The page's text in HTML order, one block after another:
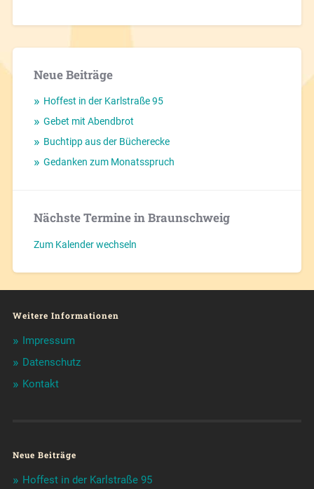
Neue Beiträge
Hoffest in der Karlstraße 95
Gebet mit Abendbrot
Buchtipp aus der Bücherecke
Gedanken zum Monatsspruch
Nächste Termine in Braunschweig
Zum Kalender wechseln
Weitere Informationen
Impressum
Datenschutz
Kontakt
Neue Beiträge
Hoffest in der Karlstraße 95